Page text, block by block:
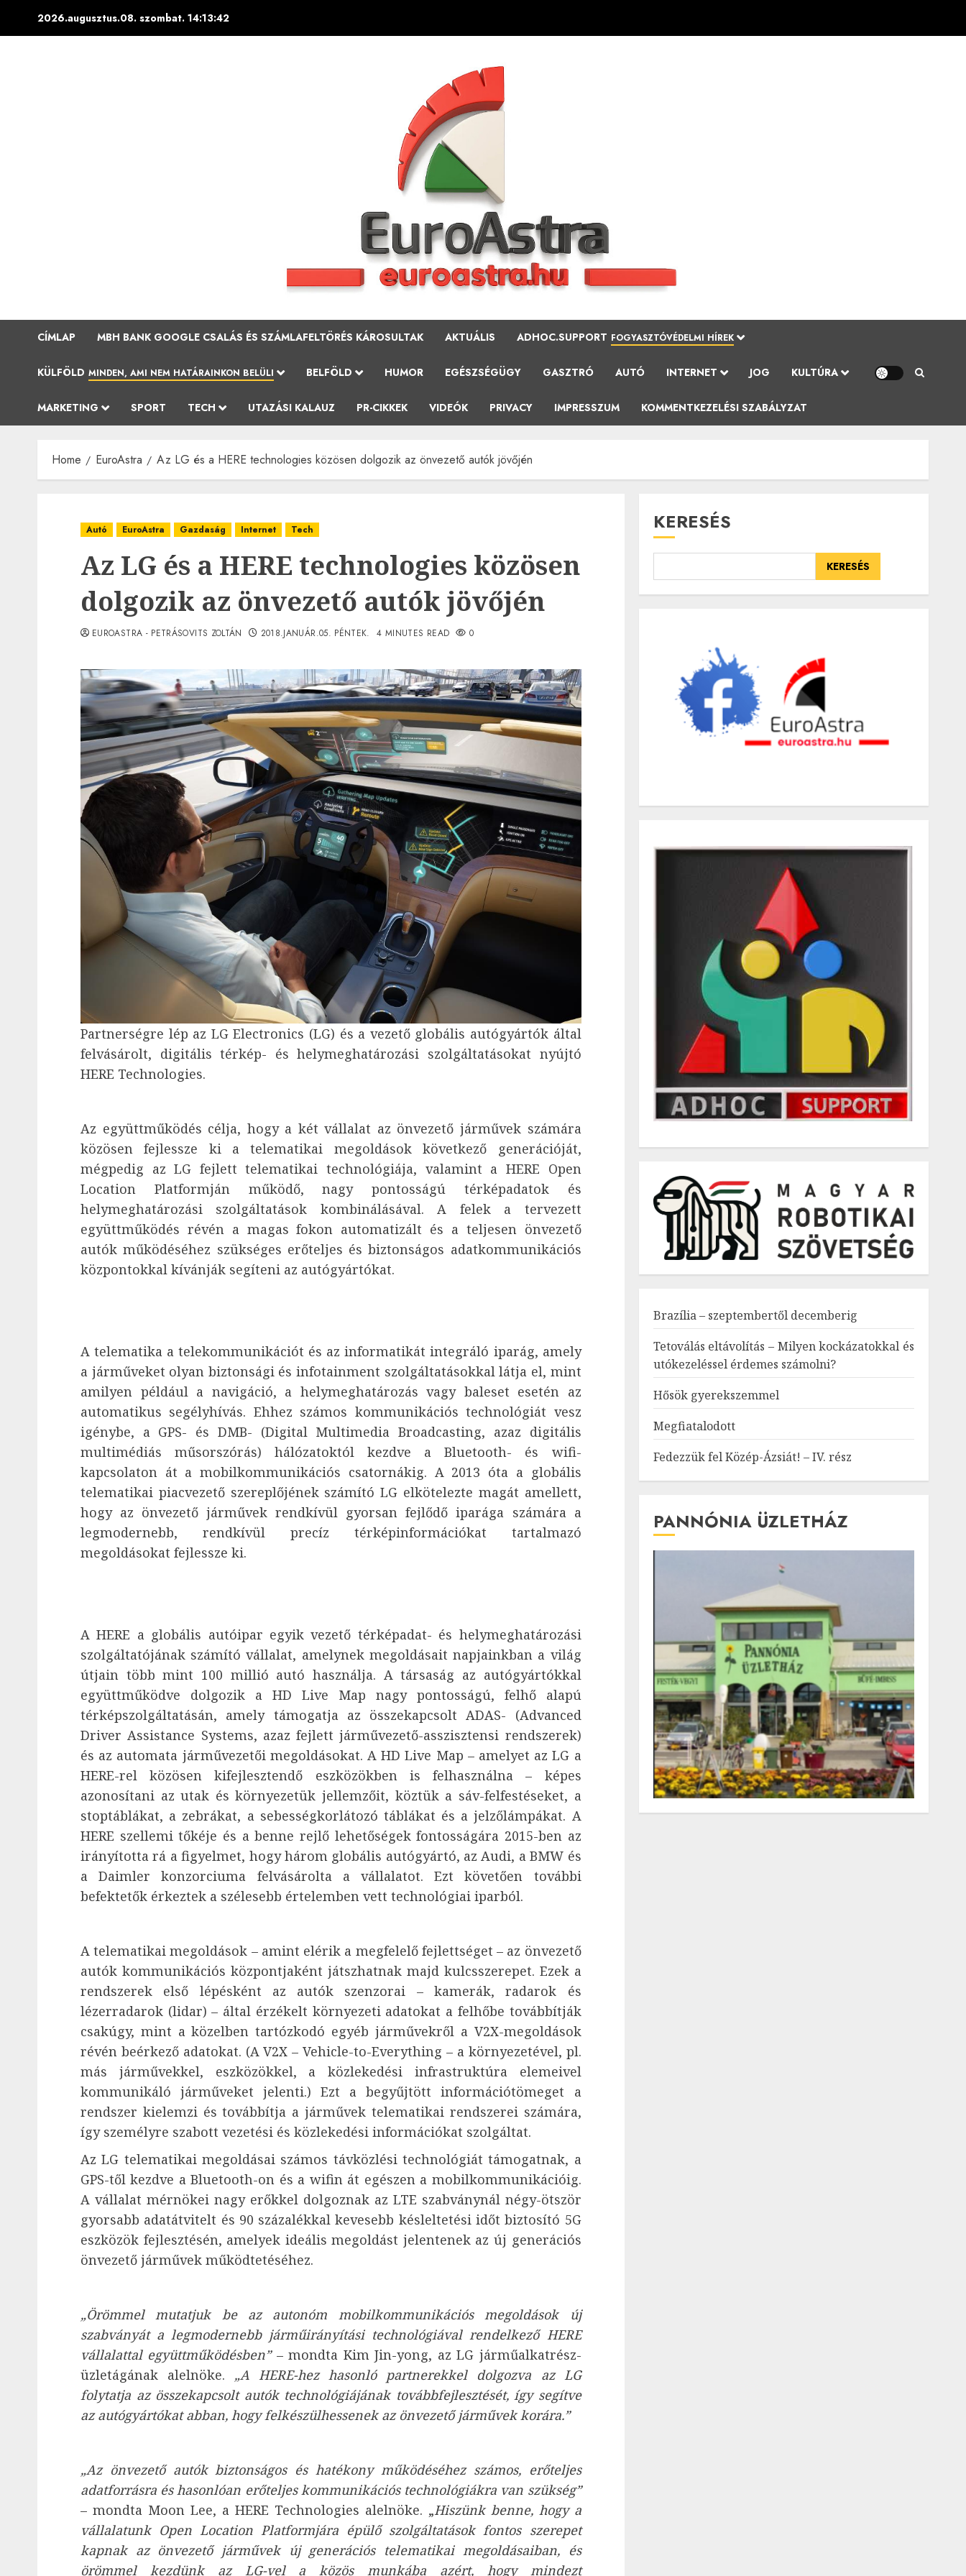
2026.augusztus.08. szombat. 14:13:43
CÍMLAP MBH BANK GOOGLE CSALÁS ÉS SZÁMLAFELTÖRÉS KÁROSULTAK AKTUÁLIS ADHOC.SUPPORT FOGYASZTÓVÉDELMI HÍREK
KÜLFÖLD MINDEN, AMI NEM HATÁRAINKON BELÜLI BELFÖLD HUMOR EGÉSZSÉGÜGY GASZTRÓ AUTÓ INTERNET JOG KULTÚRA
MARKETING SPORT TECH UTAZÁSI KALAUZ PR-CIKKEK VIDEÓK PRIVACY IMPRESSZUM KOMMENTKEZELÉSI SZABÁLYZAT
Home EuroAstra Az LG és a HERE technologies közösen dolgozik az önvezető autók jövőjén
Autó EuroAstra Gazdaság Internet Tech
Az LG és a HERE technologies közösen
dolgozik az önvezető autók jövőjén
EUROASTRA - PETRÁSOVITS ZOLTÁN 2018.JANUÁR.05. PÉNTEK. 4 MINUTES READ 0
Partnerségre lép az LG Electronics (LG) és a vezető globális autógyártók által
felvásárolt, digitális térkép- és helymeghatározási szolgáltatásokat nyújtó
HERE Technologies.
Az együttműködés célja, hogy a két vállalat az önvezető járművek számára
közösen fejlessze ki a telematikai megoldások következő generációját,
mégpedig az LG fejlett telematikai technológiája, valamint a HERE Open
Location Platformján működő, nagy pontosságú térképadatok és
helymeghatározási szolgáltatások kombinálásával. A felek a tervezett
együttműködés révén a magas fokon automatizált és a teljesen önvezető
autók működéséhez szükséges erőteljes és biztonságos adatkommunikációs
központokkal kívánják segíteni az autógyártókat.
A telematika a telekommunikációt és az informatikát integráló iparág, amely
a járműveket olyan biztonsági és infotainment szolgáltatásokkal látja el, mint
amilyen például a navigáció, a helymeghatározás vagy baleset esetén az
automatikus segélyhívás. Ehhez számos kommunikációs technológiát vesz
igénybe, a GPS- és DMB- (Digital Multimedia Broadcasting, azaz digitális
multimédiás műsorszórás) hálózatoktól kezdve a Bluetooth- és wifi-
kapcsolaton át a mobilkommunikációs csatornákig. A 2013 óta a globális
telematikai piacvezető szereplőjének számító LG elkötelezte magát amellett,
hogy az önvezető járművek rendkívül gyorsan fejlődő iparága számára a
legmodernebb, rendkívül precíz térképinformációkat tartalmazó
megoldásokat fejlessze ki.
A HERE a globális autóipar egyik vezető térképadat- és helymeghatározási
szolgáltatójának számító vállalat, amelynek megoldásait napjainkban a világ
útjain több mint 100 millió autó használja. A társaság az autógyártókkal
együttműködve dolgozik a HD Live Map nagy pontosságú, felhő alapú
térképszolgáltatásán, amely támogatja az összekapcsolt ADAS- (Advanced
Driver Assistance Systems, azaz fejlett járművezető-asszisztensi rendszerek)
és az automata járművezetői megoldásokat. A HD Live Map – amelyet az LG a
HERE-rel közösen kifejlesztendő eszközökben is felhasználna – képes
azonosítani az utak és környezetük jellemzőit, köztük a sáv-felfestéseket, a
stoptáblákat, a zebrákat, a sebességkorlátozó táblákat és a jelzőlámpákat. A
HERE szellemi tőkéje és a benne rejlő lehetőségek fontosságára 2015-ben az
irányította rá a figyelmet, hogy három globális autógyártó, az Audi, a BMW és
a Daimler konzorciuma felvásárolta a vállalatot. Ezt követően további
befektetők érkeztek a szélesebb értelemben vett technológiai iparból.
A telematikai megoldások – amint elérik a megfelelő fejlettséget – az önvezető
autók kommunikációs központjaként játszhatnak majd kulcsszerepet. Ezek a
rendszerek első lépésként az autók szenzorai – kamerák, radarok és
lézerradarok (lidar) – által érzékelt környezeti adatokat a felhőbe továbbítják
csakúgy, mint a közelben tartózkodó egyéb járművekről a V2X-megoldások
révén beérkező adatokat. (A V2X– Vehicle-to-Everything– a környezetével, pl.
más járművekkel, eszközökkel, a közlekedési infrastruktúra elemeivel
kommunikáló járműveket jelenti.) Ezt a begyűjtött információtömeget a
rendszer kielemzi és továbbítja a járművek telematikai rendszerei számára,
így személyre szabott vezetési és közlekedési információkat szolgáltat.
Az LG telematikai megoldásai számos távközlési technológiát támogatnak, a
GPS-től kezdve a Bluetooth-on és a wifin át egészen a mobilkommunikációig.
A vállalat mérnökei nagy erőkkel dolgoznak az LTE szabványnál négy-ötször
gyorsabb adatátvitelt és 90 százalékkal kevesebb késleltetési időt biztosító 5G
eszközök fejlesztésén, amelyek ideális megoldást jelentenek az új generációs
önvezető járművek működtetéséhez.
„Örömmel mutatjuk be az autonóm mobilkommunikációs megoldások új
szabványát a legmodernebb járműirányítási technológiával rendelkező HERE
vállalattal együttműködésben”– mondta Kim Jin-yong, az LG járműalkatrész-
üzletágának alelnöke. „A HERE-hez hasonló partnerekkel dolgozva az LG
folytatja az összekapcsolt autók technológiájának továbbfejlesztését, így segítve
az autógyártókat abban, hogy felkészülhessenek az önvezető járművek korára.”
„Az önvezető autók biztonságos és hatékony működéséhez számos, erőteljes
adatforrásra és hasonlóan erőteljes kommunikációs technológiákra van szükség”
– mondta Moon Lee, a HERE Technologies alelnöke. „Hiszünk benne, hogy a
vállalatunk Open Location Platformjára épülő szolgáltatások fontos szerepet
kapnak az önvezető járművek új generációs telematikai megoldásaiban, és
örömmel kezdünk az LG-vel a közös munkába azért, hogy mindezt
KERESÉS
KERESÉS
Brazília – szeptembertől decemberig
Tetoválás eltávolítás – Milyen kockázatokkal és
utókezeléssel érdemes számolni?
Hősök gyerekszemmel
Megfiatalodott
Fedezzük fel Közép-Ázsiát! – IV. rész
PANNÓNIA ÜZLETHÁZ